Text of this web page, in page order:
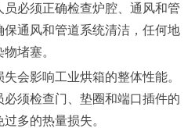
必须正确检查炉腔、通风和管
保通风和管道系统清洁，任何地
堵塞。
会影响工业烘箱的整体性能。
须检查门、垫圈和端口插件的
多的热量损失。